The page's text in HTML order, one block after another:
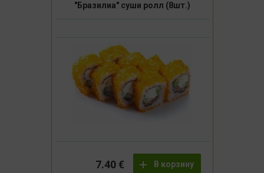
"Бразилиа" суши ролл (8шт.)
В корзину
7.40 €